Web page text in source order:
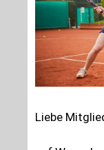
Liebe